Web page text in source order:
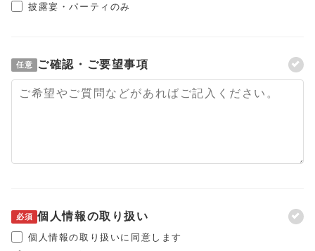
披露宴・パーティのみ
任意 ご確認・ご要望事項
必須 個人情報の取り扱い
個人情報の取り扱いに同意します